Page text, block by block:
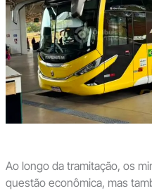
Ao longo da tramitação, os
questão econômica, mas